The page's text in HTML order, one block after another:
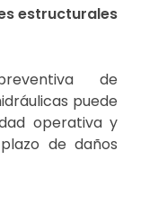
estructurales
de
puede
operativa y
de daños